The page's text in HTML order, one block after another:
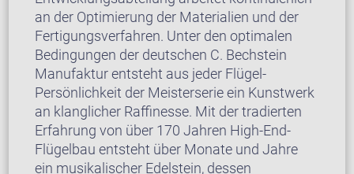
an der Optimierung der Materialien und der
Fertigungsverfahren. Unter den optimalen
Bedingungen der deutschen C. Bechstein
Manufaktur entsteht aus jeder Flügel-
Persönlichkeit der Meisterserie ein Kunstwerk
an klanglicher Raffinesse. Mit der tradierten
Erfahrung von über 170 Jahren High-End-
Flügelbau entsteht über Monate und Jahre
ein musikalischer Edelstein, dessen